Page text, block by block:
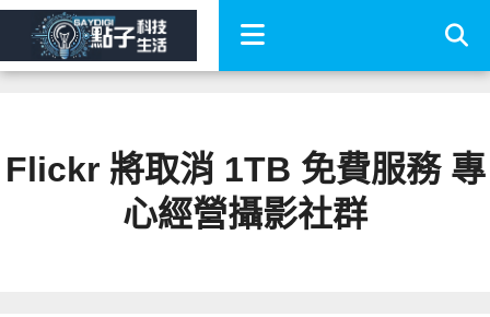
Flickr 將取消 1TB 免費服務 專
心經營攝影社群